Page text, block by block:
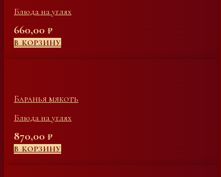
Блюда на углях
660,00 ₽
В КОРЗИНУ
Баранья мякоть
Блюда на углях
870,00 ₽
В КОРЗИНУ